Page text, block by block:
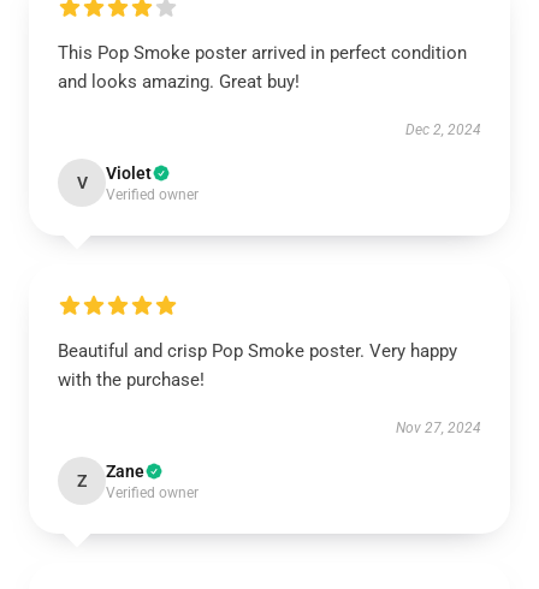
This Pop Smoke poster arrived in perfect condition
and looks amazing. Great buy!
Dec 2, 2024
V Violet
Verified owner
Beautiful and crisp Pop Smoke poster. Very happy
with the purchase!
Nov 27, 2024
Z Zane
Verified owner